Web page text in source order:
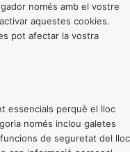
només amb el vostre
aquestes cookies.
pot afectar la vostra
essencials perquè el lloc
només inclou galetes
de seguretat del lloc